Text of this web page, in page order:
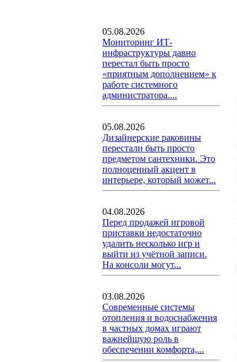
05.08.2026
Мониторинг ИТ-
инфраструктуры давно
перестал быть просто
«приятным дополнением» к
работе системного
администратора....
05.08.2026
Дизайнерские раковины
перестали быть просто
предметом сантехники. Это
полноценный акцент в
интерьере, который может...
04.08.2026
Перед продажей игровой
приставки недостаточно
удалить несколько игр и
выйти из учётной записи.
На консоли могут...
03.08.2026
Современные системы
отопления и водоснабжения
в частных домах играют
важнейшую роль в
обеспечении комфорта,...